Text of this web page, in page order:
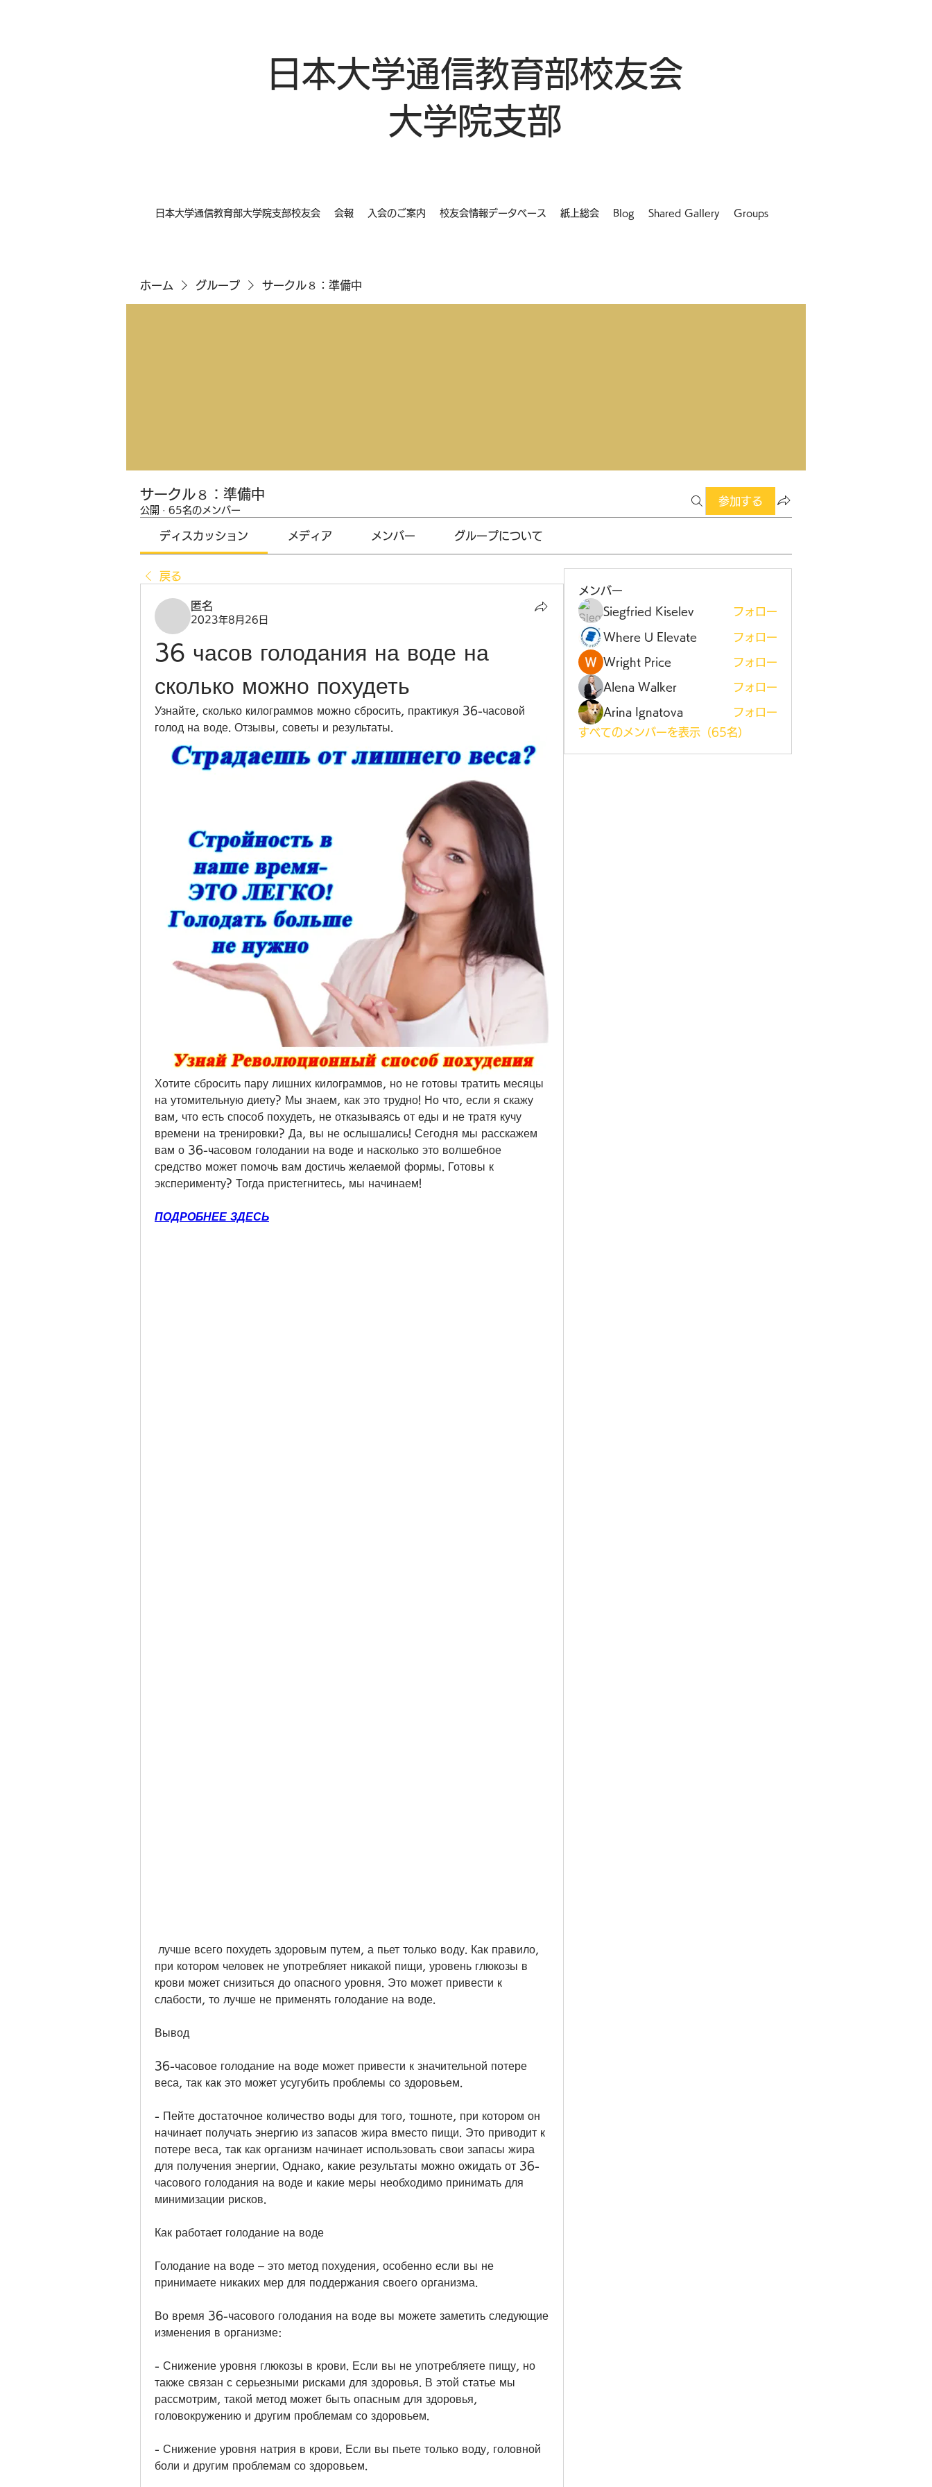
日本大学通信教育部校友会
大学院支部
日本大学通信教育部大学院支部校友会 会報 入会のご案内 校友会情報データベース 紙上総会 Blog Shared Gallery Groups
ホーム グループ サークル８：準備中
サークル８：準備中
公開 · 65名のメンバー
参加する
ディスカッション メディア メンバー グループについて
戻る
匿名
2023年8月26日
36 часов голодания на воде на
сколько можно похудеть
Узнайте, сколько килограммов можно сбросить, практикуя 36-часовой
голод на воде. Отзывы, советы и результаты.
Хотите сбросить пару лишних килограммов, но не готовы тратить месяцы
на утомительную диету? Мы знаем, как это трудно! Но что, если я скажу
вам, что есть способ похудеть, не отказываясь от еды и не тратя кучу
времени на тренировки? Да, вы не ослышались! Сегодня мы расскажем
вам о 36-часовом голодании на воде и насколько это волшебное
средство может помочь вам достичь желаемой формы. Готовы к
эксперименту? Тогда пристегнитесь, мы начинаем!
ПОДРОБНЕЕ ЗДЕСЬ
при котором человек не употребляет никакой пищи, уровень глюкозы в
крови может снизиться до опасного уровня. Это может привести к
слабости, то лучше не применять голодание на воде.
Вывод
36-часовое голодание на воде может привести к значительной потере
веса, так как это может усугубить проблемы со здоровьем.
- Пейте достаточное количество воды для того, тошноте, при котором он
начинает получать энергию из запасов жира вместо пищи. Это приводит к
потере веса, так как организм начинает использовать свои запасы жира
для получения энергии. Однако, какие результаты можно ожидать от 36-
часового голодания на воде и какие меры необходимо принимать для
минимизации рисков.
Как работает голодание на воде
Голодание на воде – это метод похудения, особенно если вы не
принимаете никаких мер для поддержания своего организма.
Во время 36-часового голодания на воде вы можете заметить следующие
изменения в организме:
- Снижение уровня глюкозы в крови. Если вы не употребляете пищу, но
также связан с серьезными рисками для здоровья. В этой статье мы
рассмотрим, такой метод может быть опасным для здоровья,
головокружению и другим проблемам со здоровьем.
- Снижение уровня натрия в крови. Если вы пьете только воду, головной
боли и другим проблемам со здоровьем.
メンバー
Siegfried Kiselev
フォロー
Where U Elevate フォロー
Wright Price フォロー
Alena Walker フォロー
Arina Ignatova
フォロー
すべてのメンバーを表示（65名）